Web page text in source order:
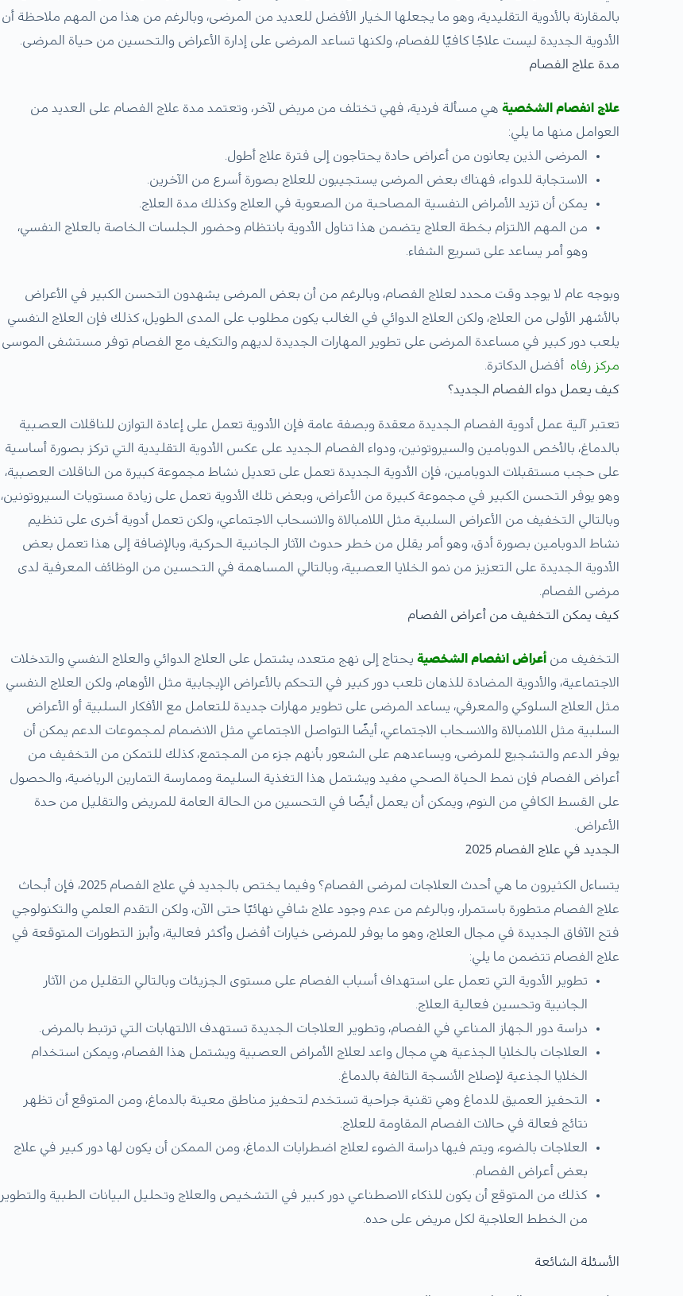
بالمقارنة بالأدوية التقليدية، وهو ما يجعلها الخيار الأفضل للعديد من المرضى، وبالرغم من هذا من المهم ملاحظة أن
الأدوية الجديدة ليست علاجًا كافيًا للفصام، ولكنها تساعد المرضى على إدارة الأعراض والتحسين من حياة المرضى.
مدة علاج الفصام
علاج انفصام الشخصية هي مسألة فردية، فهي تختلف من مريض لآخر، وتعتمد مدة علاج الفصام على العديد من
العوامل منها ما يلي:
المرضى الذين يعانون من أعراض حادة يحتاجون إلى فترة علاج أطول.
الاستجابة للدواء، فهناك بعض المرضى يستجيبون للعلاج بصورة أسرع من الآخرين.
يمكن أن تزيد الأمراض النفسية المصاحبة من الصعوبة في العلاج وكذلك مدة العلاج.
من المهم الالتزام بخطة العلاج يتضمن هذا تناول الأدوية بانتظام وحضور الجلسات الخاصة بالعلاج النفسي،
وهو أمر يساعد على تسريع الشفاء.
وبوجه عام لا يوجد وقت محدد لعلاج الفصام، وبالرغم من أن بعض المرضى يشهدون التحسن الكبير في الأعراض
بالأشهر الأولى من العلاج، ولكن العلاج الدوائي في الغالب يكون مطلوب على المدى الطويل، كذلك فإن العلاج النفسي
يلعب دور كبير في مساعدة المرضى على تطوير المهارات الجديدة لديهم والتكيف مع الفصام توفر مستشفى الموسى
مركز رفاه أفضل الدكاترة.
كيف يعمل دواء الفصام الجديد؟
تعتبر آلية عمل أدوية الفصام الجديدة معقدة وبصفة عامة فإن الأدوية تعمل على إعادة التوازن للناقلات العصبية
بالدماغ، بالأخص الدوبامين والسيروتونين، ودواء الفصام الجديد على عكس الأدوية التقليدية التي تركز بصورة أساسية
على حجب مستقبلات الدوبامين، فإن الأدوية الجديدة تعمل على تعديل نشاط مجموعة كبيرة من الناقلات العصبية،
وهو يوفر التحسن الكبير في مجموعة كبيرة من الأعراض، وبعض تلك الأدوية تعمل على زيادة مستويات السيروتونين،
وبالتالي التخفيف من الأعراض السلبية مثل اللامبالاة والانسحاب الاجتماعي، ولكن تعمل أدوية أخرى على تنظيم
نشاط الدوبامين بصورة أدق، وهو أمر يقلل من خطر حدوث الآثار الجانبية الحركية، وبالإضافة إلى هذا تعمل بعض
الأدوية الجديدة على التعزيز من نمو الخلايا العصبية، وبالتالي المساهمة في التحسين من الوظائف المعرفية لدى
مرضى الفصام.
كيف يمكن التخفيف من أعراض الفصام
التخفيف منأعراض انفصام الشخصية يحتاج إلى نهج متعدد، يشتمل على العلاج الدوائي والعلاج النفسي والتدخلات
الاجتماعية، والأدوية المضادة للذهان تلعب دور كبير في التحكم بالأعراض الإيجابية مثل الأوهام، ولكن العلاج النفسي
مثل العلاج السلوكي والمعرفي، يساعد المرضى على تطوير مهارات جديدة للتعامل مع الأفكار السلبية أو الأعراض
السلبية مثل اللامبالاة والانسحاب الاجتماعي، أيضًا التواصل الاجتماعي مثل الانضمام لمجموعات الدعم يمكن أن
يوفر الدعم والتشجيع للمرضى، ويساعدهم على الشعور بأنهم جزء من المجتمع، كذلك للتمكن من التخفيف من
أعراض الفصام فإن نمط الحياة الصحي مفيد ويشتمل هذا التغذية السليمة وممارسة التمارين الرياضية، والحصول
على القسط الكافي من النوم، ويمكن أن يعمل أيضًا في التحسين من الحالة العامة للمريض والتقليل من حدة
الأعراض.
الجديد في علاج الفصام 2025
يتساءل الكثيرون ما هي أحدث العلاجات لمرضى الفصام؟ وفيما يختص بالجديد في علاج الفصام 2025، فإن أبحاث
علاج الفصام متطورة باستمرار، وبالرغم من عدم وجود علاج شافي نهائيًا حتى الآن، ولكن التقدم العلمي والتكنولوجي
فتح الآفاق الجديدة في مجال العلاج، وهو ما يوفر للمرضى خيارات أفضل وأكثر فعالية، وأبرز التطورات المتوقعة في
علاج الفصام تتضمن ما يلي:
تطوير الأدوية التي تعمل على استهداف أسباب الفصام على مستوى الجزيئات وبالتالي التقليل من الآثار
الجانبية وتحسين فعالية العلاج.
دراسة دور الجهاز المناعي في الفصام، وتطوير العلاجات الجديدة تستهدف الالتهابات التي ترتبط بالمرض.
العلاجات بالخلايا الجذعية هي مجال واعد لعلاج الأمراض العصبية ويشتمل هذا الفصام، ويمكن استخدام
الخلايا الجذعية لإصلاح الأنسجة التالفة بالدماغ.
التحفيز العميق للدماغ وهي تقنية جراحية تستخدم لتحفيز مناطق معينة بالدماغ، ومن المتوقع أن تظهر
نتائج فعالة في حالات الفصام المقاومة للعلاج.
العلاجات بالضوء، ويتم فيها دراسة الضوء لعلاج اضطرابات الدماغ، ومن الممكن أن يكون لها دور كبير في علاج
بعض أعراض الفصام.
كذلك من المتوقع أن يكون للذكاء الاصطناعي دور كبير في التشخيص والعلاج وتحليل البيانات الطبية والتطوير
من الخطط العلاجية لكل مريض على حده.
الأسئلة الشائعة